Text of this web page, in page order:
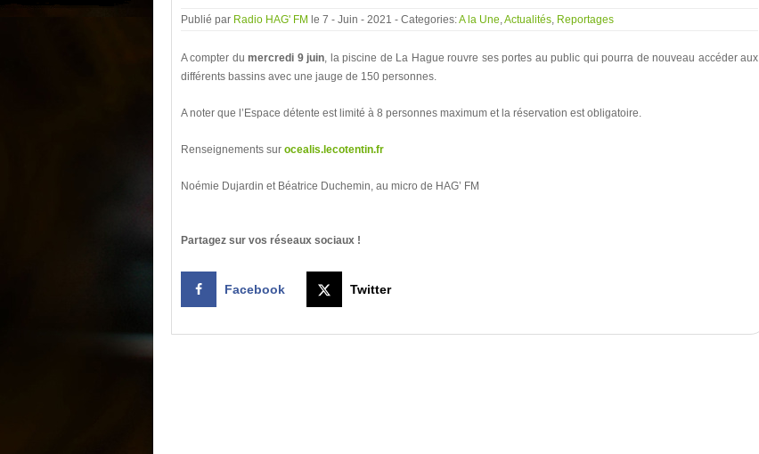
Publié par Radio HAG' FM le 7 - Juin - 2021 - Categories:A la Une,Actualités, Reportages
A compter dumercredi 9 juin, la piscine de La Hague rouvre ses portes au public qui pourra de nouveau accéder aux
différents bassins avec une jauge de 150 personnes.
A noter que l’Espace détente est limité à 8 personnes maximum et la réservation est obligatoire.
Renseignements sur ocealis.lecotentin.fr
Noémie Dujardin et Béatrice Duchemin, au micro de HAG’ FM
Partagez sur vos réseaux sociaux !
Facebook Twitter